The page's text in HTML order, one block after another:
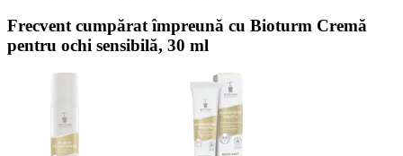
Frecvent cumpărat împreună cu Bioturm Cremă
pentru ochi sensibilă, 30 ml